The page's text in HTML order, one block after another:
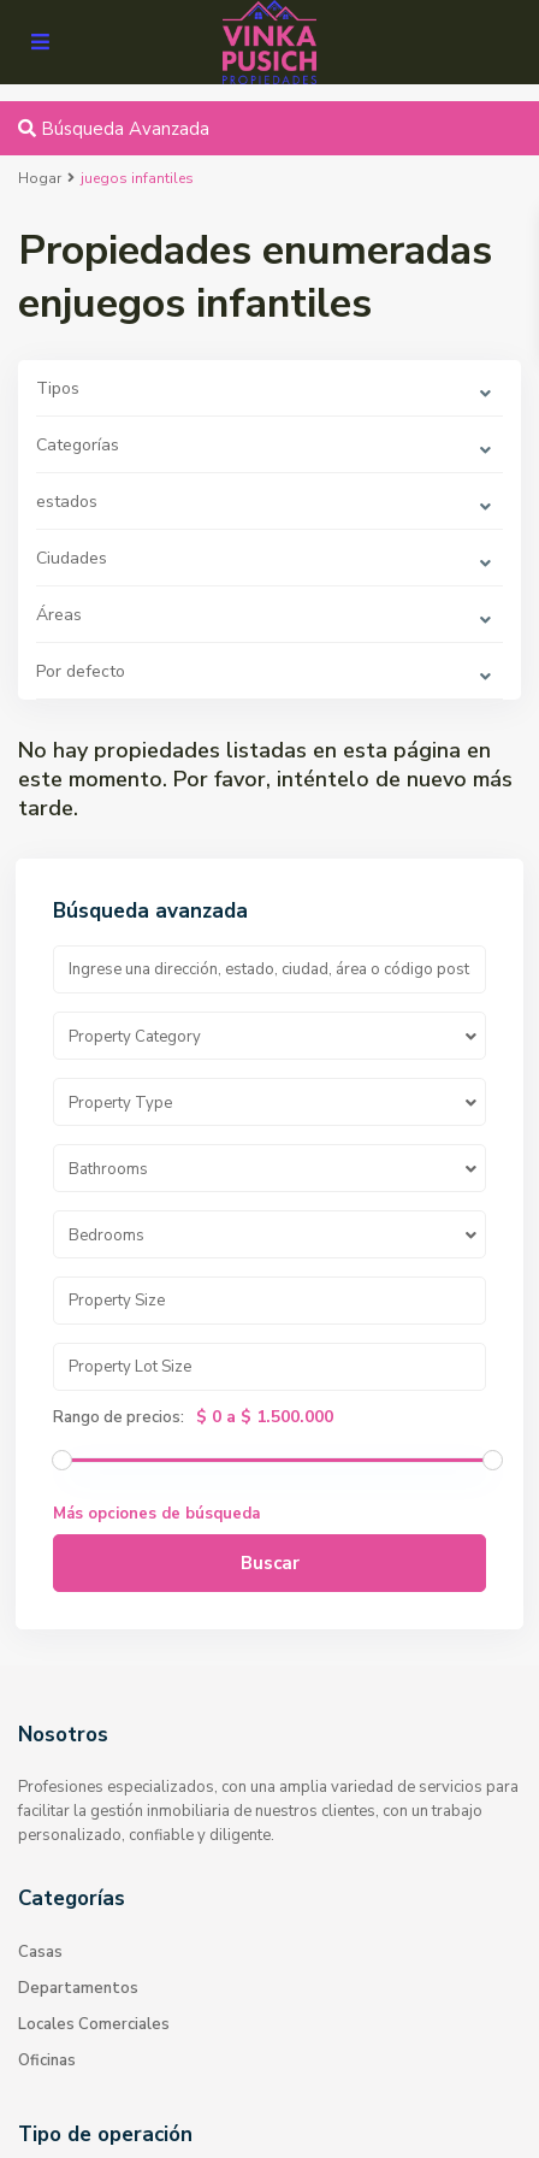
Búsqueda Avanzada
Hogar juegos infantiles
Propiedades enumeradas
enjuegos infantiles
Tipos
Categorías
estados
Ciudades
Áreas
Por defecto
No hay propiedades listadas en esta página en
este momento. Por favor, inténtelo de nuevo más
tarde.
Búsqueda avanzada
Property Category
Property Type
Bathrooms
Bedrooms
Rango de precios: $ 0 a $ 1.500.000
Más opciones de búsqueda
Buscar
Nosotros
Profesiones especializados, con una amplia variedad de servicios para
facilitar la gestión inmobiliaria de nuestros clientes, con un trabajo
personalizado, confiable y diligente.
Categorías
Casas
Departamentos
Locales Comerciales
Oficinas
Tipo de operación